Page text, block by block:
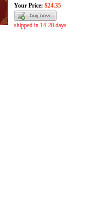
Your Price: $24.35
shipped in 14-20 days